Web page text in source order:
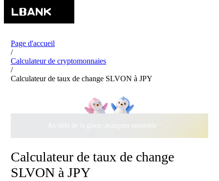
Page d'accueil
/
Calculateur de cryptomonnaies
/
Calculateur de taux de change SLVON à JPY
Au-delà de la glace, avançons ensemble ·
500 000 $
Calculateur de taux de change
SLVON à JPY